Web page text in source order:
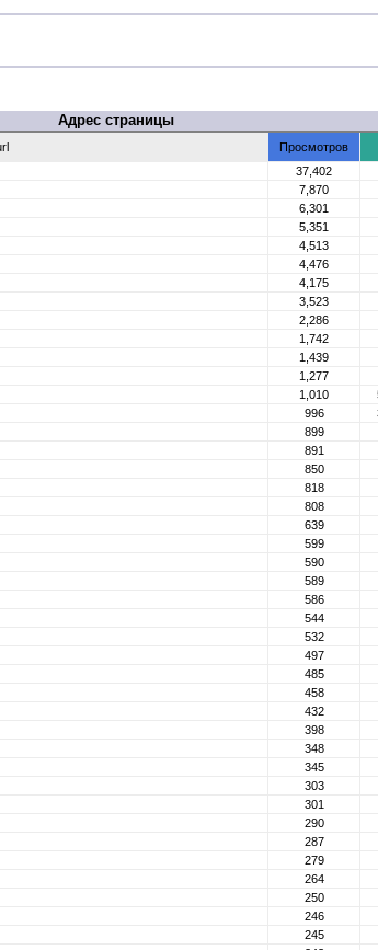
Адрес страницы
Просмотров
37,402
7,870
6,301
5,351
4,513
4,476
4,175
3,523
2,286
1,742
1,439
1,277
1,010
996
899
891
850
818
808
639
599
590
589
586
544
532
497
485
458
432
398
348
345
303
301
290
287
279
264
250
246
245